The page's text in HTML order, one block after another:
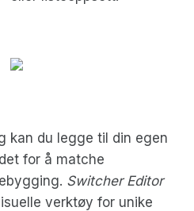
kan du legge til din egen
for å matche
Switcher Editor
verktøy for unike